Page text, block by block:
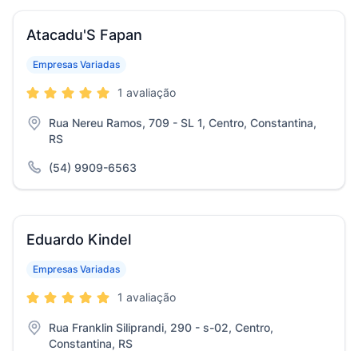
Atacadu'S Fapan
Empresas Variadas
1 avaliação
Rua Nereu Ramos, 709 - SL 1, Centro, Constantina,
RS
(54) 9909-6563
Eduardo Kindel
Empresas Variadas
1 avaliação
Rua Franklin Siliprandi, 290 - s-02, Centro,
Constantina, RS